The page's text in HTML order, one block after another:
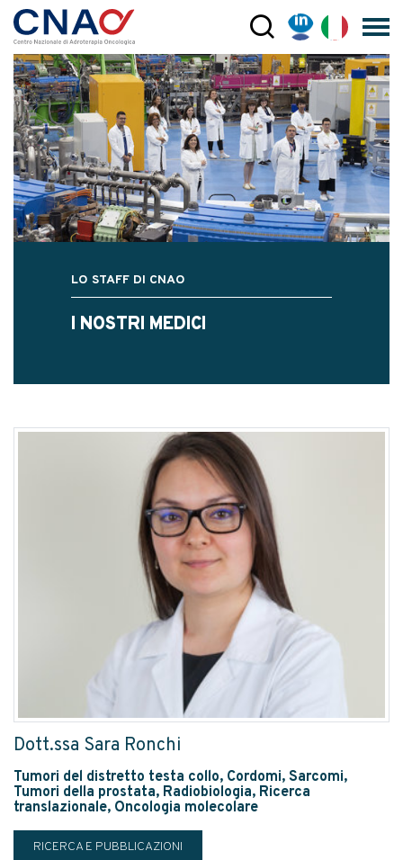
LO STAFF DI CNAO
I NOSTRI MEDICI
Dott.ssa Sara Ronchi
Tumori del distretto testa collo, Cordomi, Sarcomi,
Tumori della prostata, Radiobiologia, Ricerca
translazionale, Oncologia molecolare
RICERCA E PUBBLICAZIONI